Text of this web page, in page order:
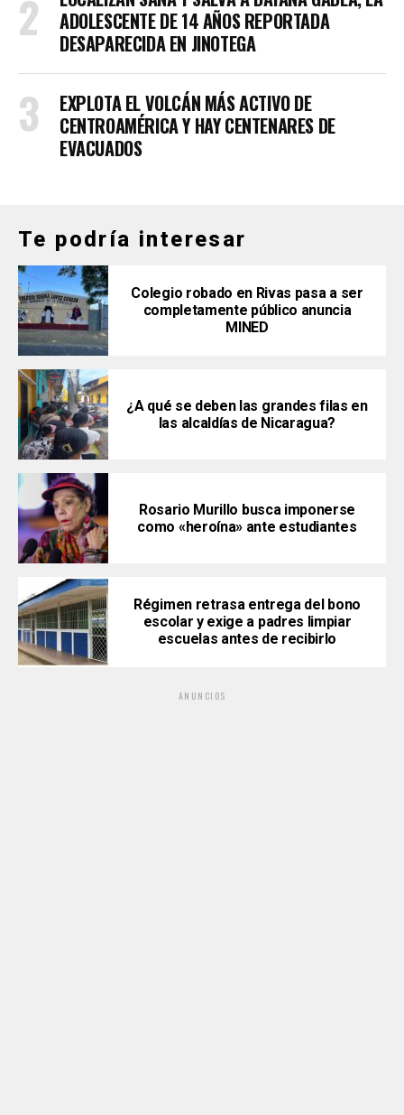
ADOLESCENTE DE 14 AÑOS REPORTADA
DESAPARECIDA EN JINOTEGA
EXPLOTA EL VOLCÁN MÁS ACTIVO DE
CENTROAMÉRICA Y HAY CENTENARES DE
EVACUADOS
Te podría interesar
Colegio robado en Rivas pasa a ser
completamente público anuncia
MINED
¿A qué se deben las grandes filas en
las alcaldías de Nicaragua?
Rosario Murillo busca imponerse
como «heroína» ante estudiantes
Régimen retrasa entrega del bono
escolar y exige a padres limpiar
escuelas antes de recibirlo
ANUNCIOS